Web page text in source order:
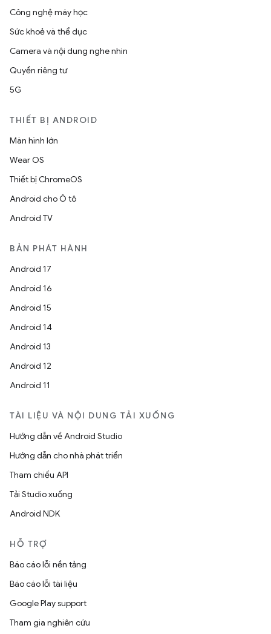
Công nghệ máy học
Sức khoẻ và thể dục
Camera và nội dung nghe nhìn
Quyền riêng tư
5G
THIẾT BỊ ANDROID
Màn hình lớn
Wear OS
Thiết bị ChromeOS
Android cho Ô tô
Android TV
BẢN PHÁT HÀNH
Android 17
Android 16
Android 15
Android 14
Android 13
Android 12
Android 11
TÀI LIỆU VÀ NỘI DUNG TẢI XUỐNG
Hướng dẫn về Android Studio
Hướng dẫn cho nhà phát triển
Tham chiếu API
Tải Studio xuống
Android NDK
HỖ TRỢ
Báo cáo lỗi nền tảng
Báo cáo lỗi tài liệu
Google Play support
Tham gia nghiên cứu